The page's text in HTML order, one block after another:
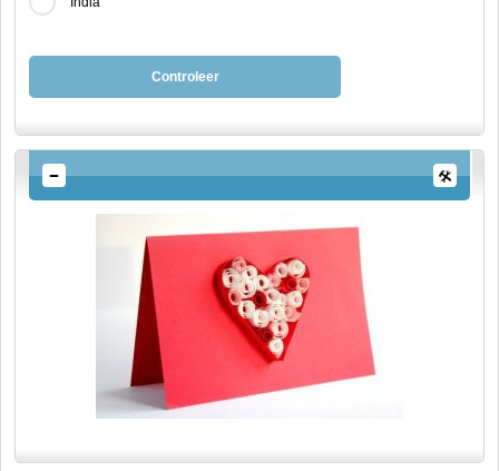
Controleer